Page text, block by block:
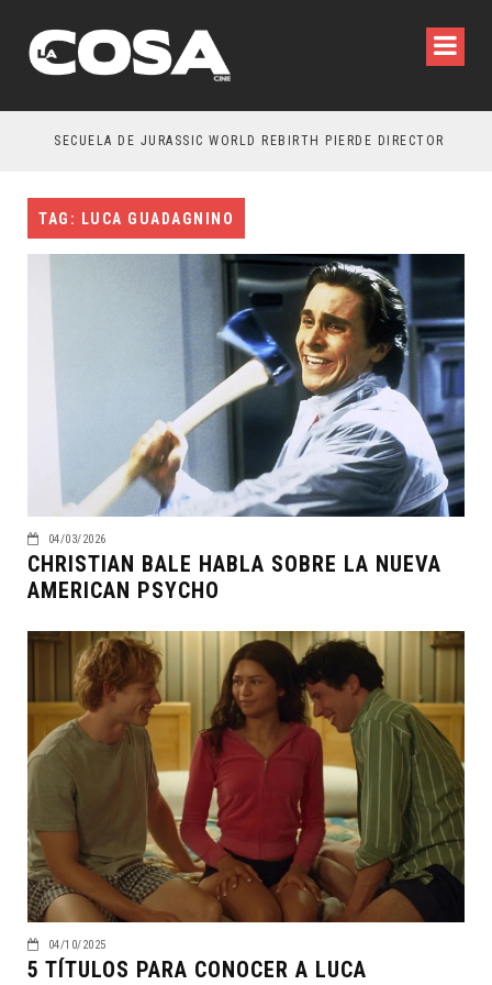
SECUELA DE JURASSIC WORLD REBIRTH PIERDE DIRECTOR
TAG: LUCA GUADAGNINO
04/03/2026
CHRISTIAN BALE HABLA SOBRE LA NUEVA
AMERICAN PSYCHO
04/10/2025
5 TÍTULOS PARA CONOCER A LUCA